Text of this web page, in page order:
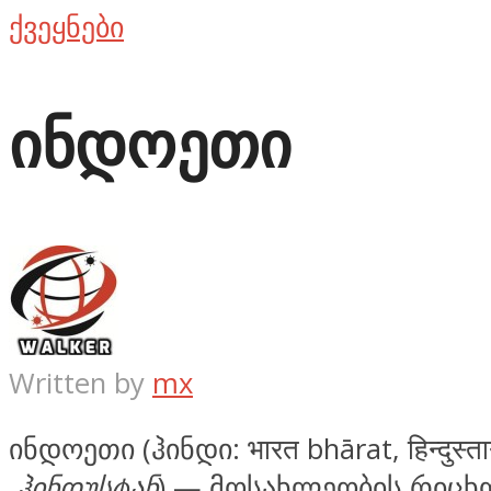
ქვეყნები
ინდოეთი
Written by mx
ინდოეთი (ჰინდი: भारत bhārat,